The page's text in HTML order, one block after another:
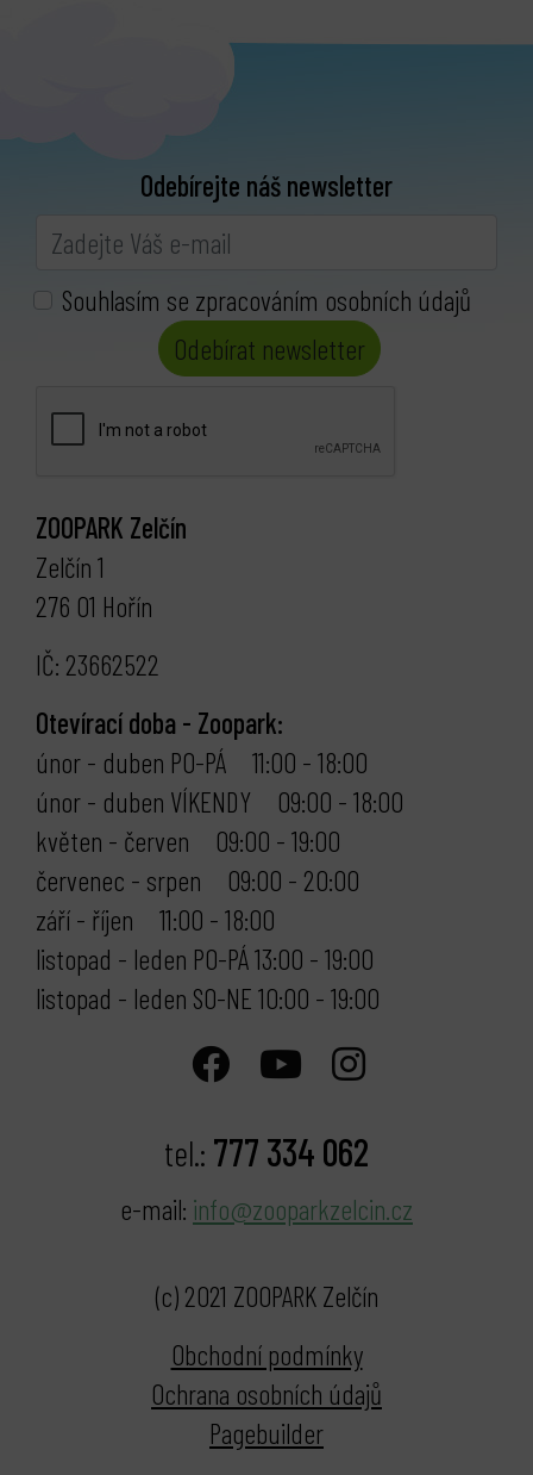
Odebírejte náš newsletter
Souhlasím se zpracováním osobních údajů
Odebírat newsletter
ZOOPARK Zelčín
Zelčín 1
276 01 Hořín
IČ: 23662522
Otevírací doba - Zoopark:
únor - duben PO-PÁ 11:00 - 18:00
únor - duben VÍKENDY 09:00 - 18:00
květen - červen 09:00 - 19:00
červenec - srpen 09:00 - 20:00
září - říjen 11:00 - 18:00
listopad - leden PO-PÁ 13:00 - 19:00
listopad - leden SO-NE 10:00 - 19:00
tel.: 777 334 062
e-mail: info@zooparkzelcin.cz
(c) 2021 ZOOPARK Zelčín
Obchodní podmínky
Ochrana osobních údajů
Pagebuilder